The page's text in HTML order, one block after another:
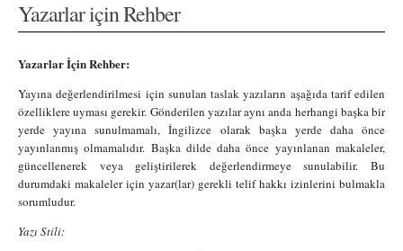
Yazarlar için Rehber
Yazarlar İçin Rehber:
Yayına değerlendirilmesi için sunulan taslak yazıların aşağıda tarif edilen
özelliklere uyması gerekir. Gönderilen yazılar aynı anda herhangi başka bir
yerde yayına sunulmamalı, İngilizce olarak başka yerde daha önce
yayınlanmış olmamalıdır. Başka dilde daha önce yayınlanan makaleler,
güncellenerek veya geliştirilerek değerlendirmeye sunulabilir. Bu
durumdaki makaleler için yazar(lar) gerekli telif hakkı izinlerini bulmakla
sorumludur.
Yazı Stili: